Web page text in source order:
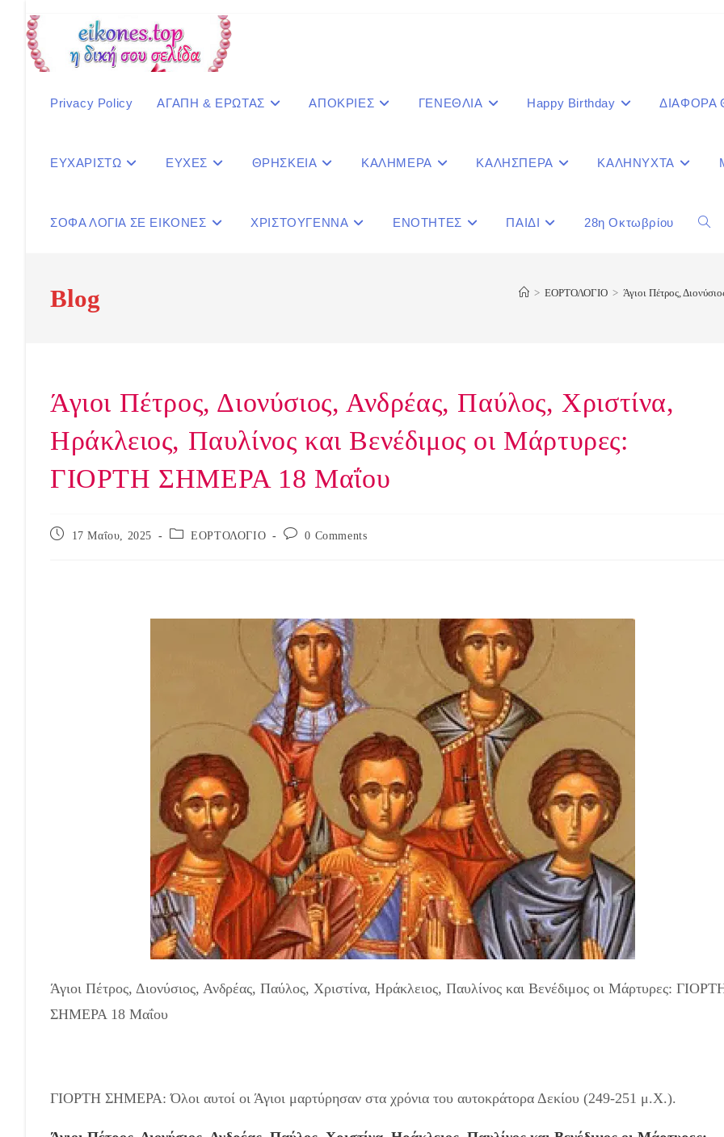
content
Privacy Policy ΑΓΑΠΗ & ΕΡΩΤΑΣ ΑΠΟΚΡΙΕΣ ΓΕΝΕΘΛΙΑ Happy Birthday ΔΙΑΦΟΡΑ
ΕΥΧΑΡΙΣΤΩ ΕΥΧΕΣ ΘΡΗΣΚΕΙΑ ΚΑΛΗΜΕΡΑ ΚΑΛΗΣΠΕΡΑ ΚΑΛΗΝΥΧΤΑ
ΣΟΦΑ ΛΟΓΙΑ ΣΕ ΕΙΚΟΝΕΣ ΧΡΙΣΤΟΥΓΕΝΝΑ ΕΝΟΤΗΤΕΣ ΠΑΙΔΙ 28η Οκτωβρίου
Blog > ΕΟΡΤΟΛΟΓΙΟ > Άγιοι Πέτρος,
Άγιοι Πέτρος, Διονύσιος, Ανδρέας, Παύλος, Χριστίνα,
Ηράκλειος, Παυλίνος και Βενέδιμος οι Μάρτυρες:
ΓΙΟΡΤΗ ΣΗΜΕΡΑ 18 Μαΐου
Post
17 Μαΐου, 2025
Post ΕΟΡΤΟΛΟΓΙΟ
Post 0 Comments
Άγιοι Πέτρος, Διονύσιος, Ανδρέας, Παύλος, Χριστίνα, Ηράκλειος, Παυλίνος και Βενέδιμος οι Μάρτυρες:
ΣΗΜΕΡΑ 18 Μαΐου
ΓΙΟΡΤΗ ΣΗΜΕΡΑ: Όλοι αυτοί οι Άγιοι μαρτύρησαν στα χρόνια του αυτοκράτορα Δεκίου (249-251 μ.Χ.).